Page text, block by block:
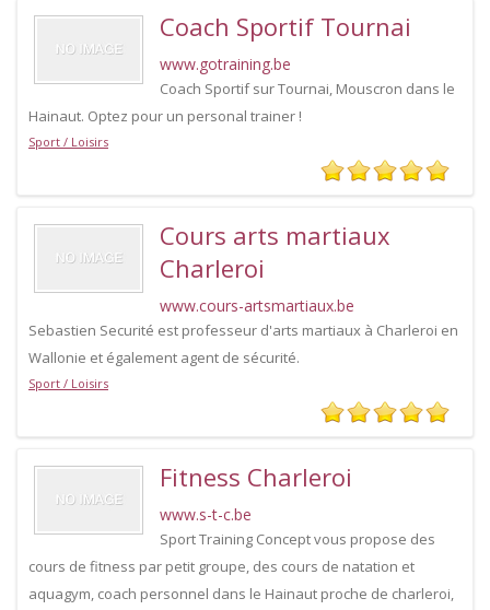
Coach Sportif Tournai
www.gotraining.be
Coach Sportif sur Tournai, Mouscron dans le
Hainaut. Optez pour un personal trainer !
Sport / Loisirs
Cours arts martiaux
Charleroi
www.cours-artsmartiaux.be
Sebastien Securité est professeur d'arts martiaux à Charleroi en
Wallonie et également agent de sécurité.
Sport / Loisirs
Fitness Charleroi
www.s-t-c.be
Sport Training Concept vous propose des
cours de fitness par petit groupe, des cours de natation et
aquagym, coach personnel dans le Hainaut proche de charleroi,